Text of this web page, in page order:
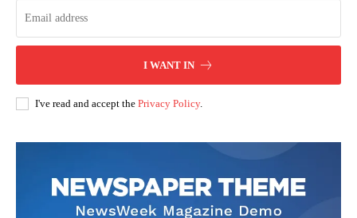
I WANT IN
I've read and accept the Privacy Policy.